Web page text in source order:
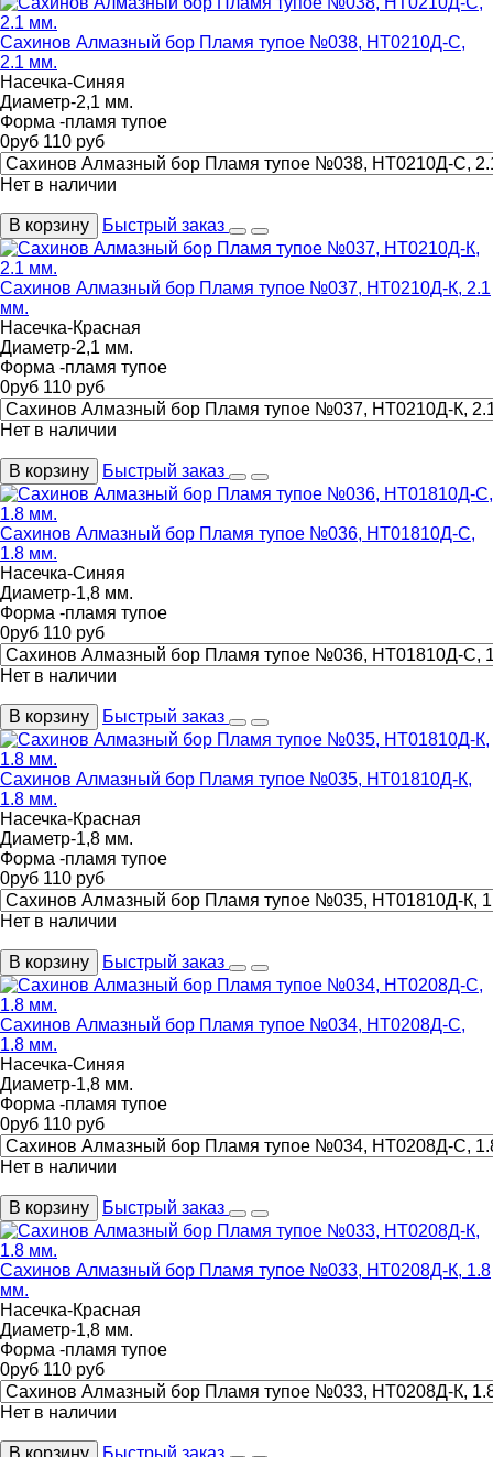
Сахинов Алмазный бор Пламя тупое №038, НТ0210Д-С,
2.1 мм.
Насечка-Синяя
Диаметр-2,1 мм.
Форма -пламя тупое
0руб 110 руб
Нет в наличии
В корзину Быстрый заказ
Сахинов Алмазный бор Пламя тупое №037, НТ0210Д-К, 2.1
мм.
Насечка-Красная
Диаметр-2,1 мм.
Форма -пламя тупое
0руб 110 руб
Нет в наличии
В корзину Быстрый заказ
Сахинов Алмазный бор Пламя тупое №036, НТ01810Д-С,
1.8 мм.
Насечка-Синяя
Диаметр-1,8 мм.
Форма -пламя тупое
0руб 110 руб
Нет в наличии
В корзину Быстрый заказ
Сахинов Алмазный бор Пламя тупое №035, НТ01810Д-К,
1.8 мм.
Насечка-Красная
Диаметр-1,8 мм.
Форма -пламя тупое
0руб 110 руб
Нет в наличии
В корзину Быстрый заказ
Сахинов Алмазный бор Пламя тупое №034, НТ0208Д-С,
1.8 мм.
Насечка-Синяя
Диаметр-1,8 мм.
Форма -пламя тупое
0руб 110 руб
Нет в наличии
В корзину Быстрый заказ
Сахинов Алмазный бор Пламя тупое №033, НТ0208Д-К, 1.8
мм.
Насечка-Красная
Диаметр-1,8 мм.
Форма -пламя тупое
0руб 110 руб
Нет в наличии
В корзину Быстрый заказ